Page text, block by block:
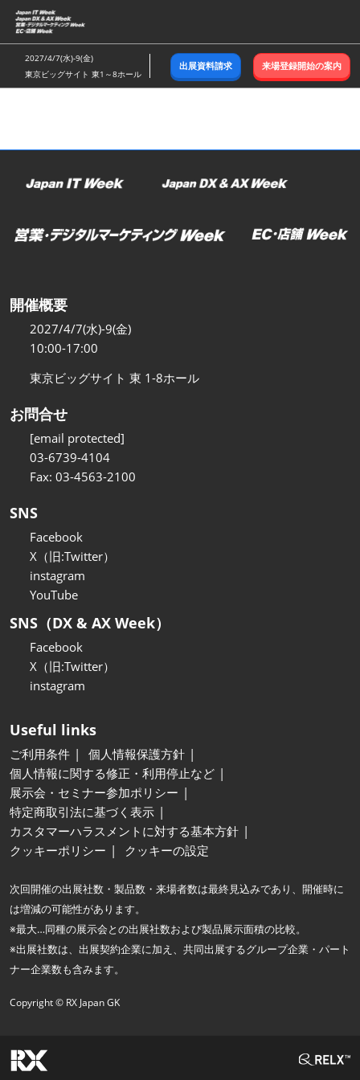
ス
キ
ッ
し
む
2027/4/7(水)-9(金)
東京ビッグサイト 東1～8ホール
出展資料請求 来場登録開始の案内
開催概要
2027/4/7(水)-9(金)
10:00-17:00
東京ビッグサイト 東 1-8ホール
お問合せ
[email protected]
03-6739-4104
Fax: 03-4563-2100
SNS
Facebook
X（旧:Twitter）
instagram
YouTube
SNS（DX & AX Week）
Facebook
X（旧:Twitter）
instagram
Useful links
ご利用条件
個人情報保護方針
個人情報に関する修正・利用停止など
展示会・セミナー参加ポリシー
特定商取引法に基づく表示
カスタマーハラスメントに対する基本方針
クッキーポリシー
クッキーの設定
次回開催の出展社数・製品数・来場者数は最終見込みであり、開催時に
は増減の可能性があります。
※最大…同種の展示会との出展社数および製品展示面積の比較。
※出展社数は、出展契約企業に加え、共同出展するグループ企業・パート
ナー企業数も含みます。
Copyright © RX Japan GK